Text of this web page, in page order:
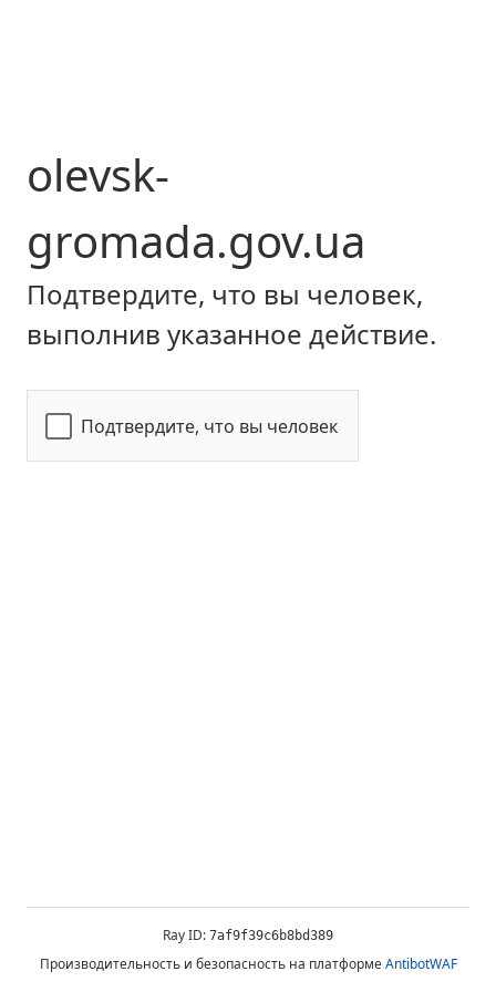
olevsk-
gromada.gov.ua
Подтвердите, что вы человек,
выполнив указанное действие.
Подтвердите, что вы человек
Ray ID: 7af9f39c6b8bd389
Производительность и безопасность на платформеAntibotWAF